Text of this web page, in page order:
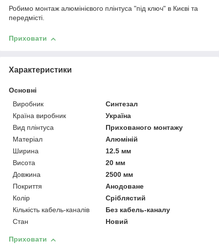
Робимо монтаж алюмінієвого плінтуса "під ключ" в Києві та
передмісті.
Приховати
Характеристики
Основні
Виробник
Синтезал
Країна виробник
Україна
Вид плінтуса
Прихованого монтажу
Матеріал
Алюміній
Ширина
12.5 мм
Висота
20 мм
Довжина
2500 мм
Покриття
Анодоване
Колір
Сріблястий
Кількість кабель-каналів
Без кабель-каналу
Стан
Новий
Приховати